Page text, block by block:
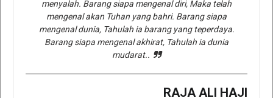
menyalah. Barang siapa mengenal diri, Maka telah
mengenal akan Tuhan yang bahri. Barang siapa
mengenal dunia, Tahulah ia barang yang teperdaya.
Barang siapa mengenal akhirat, Tahulah ia dunia
mudarat..
RAJA ALI HAJI